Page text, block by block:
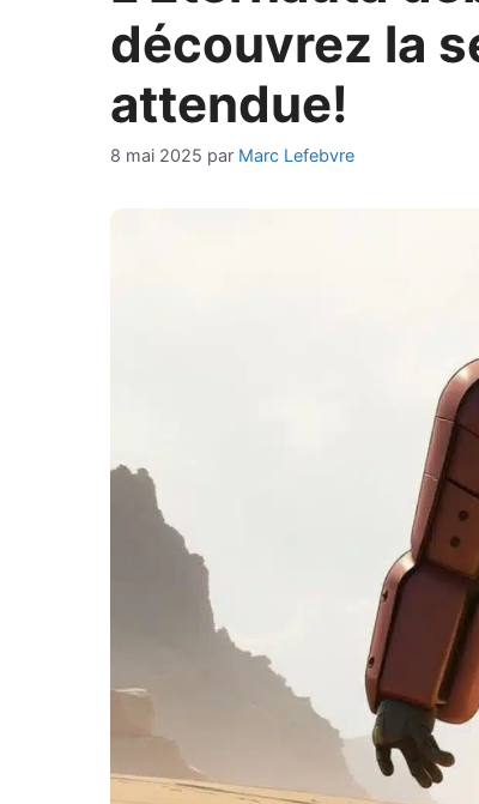
découvrez la
attendue!
8 mai 2025 par Marc Lefebvre